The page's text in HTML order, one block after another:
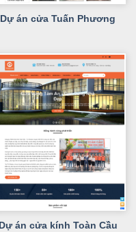
Dự án cửa Tuấn Phương
Dự án cửa kính Toàn Cầu